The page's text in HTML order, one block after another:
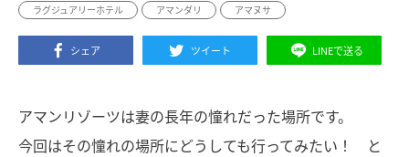
ラグジュアリーホテル
アマンダリ アマヌサ
シェア ツイート LINEで送る
アマンリゾーツは妻の長年の憧れだった場所です。
今回はその憧れの場所にどうしても行ってみたい！ と